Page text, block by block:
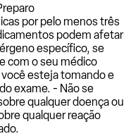
por pelo menos três
podem afetar
específico, se
com o seu médico
esteja tomando e
exame. - Não se
qualquer doença ou
qualquer reação